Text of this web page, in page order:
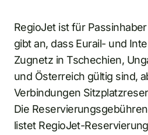
RegioJet ist für
gibt an, dass Eurail- und
Zugnetz in Tschechien,
und Österreich gültig sind,
Verbindungen
Die
listet RegioJet-